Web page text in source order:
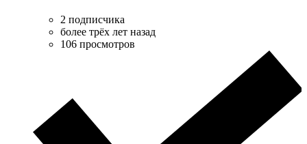
2 подписчика
более трёх лет назад
106 просмотров